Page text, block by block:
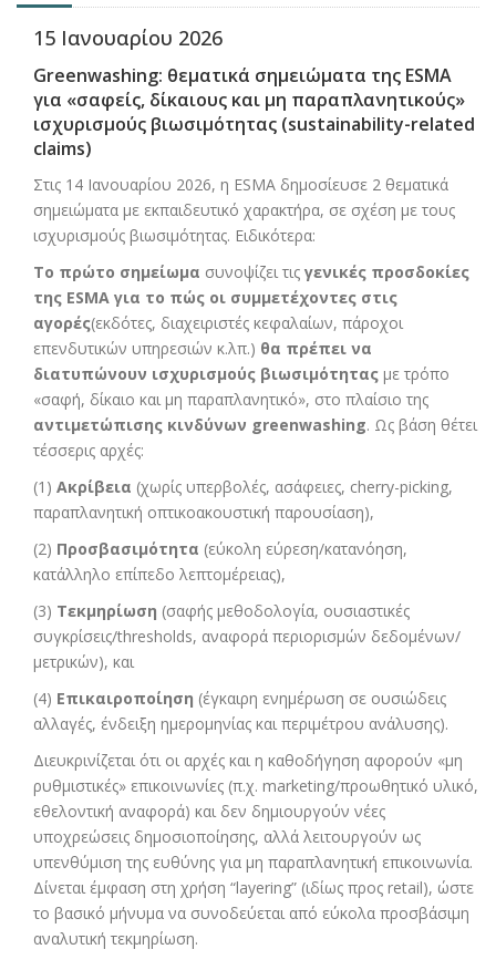
15 Ιανουαρίου 2026
Greenwashing: θεματικά σημειώματα της ESMA
για «σαφείς, δίκαιους και μη παραπλανητικούς»
ισχυρισμούς βιωσιμότητας (sustainability-related
claims)
Στις 14 Ιανουαρίου 2026, η ESMA δημοσίευσε 2 θεματικά
σημειώματα με εκπαιδευτικό χαρακτήρα, σε σχέση με τους
ισχυρισμούς βιωσιμότητας. Ειδικότερα:
Το πρώτο σημείωμα συνοψίζει τις γενικές προσδοκίες
της ESMA για το πώς οι συμμετέχοντες στις
αγορές(εκδότες, διαχειριστές κεφαλαίων, πάροχοι
επενδυτικών υπηρεσιών κ.λπ.) θα πρέπει να
διατυπώνουν ισχυρισμούς βιωσιμότητας με τρόπο
«σαφή, δίκαιο και μη παραπλανητικό», στο πλαίσιο της
αντιμετώπισης κινδύνων greenwashing. Ως βάση θέτει
τέσσερις αρχές:
(1) Ακρίβεια (χωρίς υπερβολές, ασάφειες, cherry-picking,
παραπλανητική οπτικοακουστική παρουσίαση),
(2) Προσβασιμότητα (εύκολη εύρεση/κατανόηση,
κατάλληλο επίπεδο λεπτομέρειας),
(3) Τεκμηρίωση (σαφής μεθοδολογία, ουσιαστικές
συγκρίσεις/thresholds, αναφορά περιορισμών δεδομένων/
μετρικών), και
(4) Επικαιροποίηση (έγκαιρη ενημέρωση σε ουσιώδεις
αλλαγές, ένδειξη ημερομηνίας και περιμέτρου ανάλυσης).
Διευκρινίζεται ότι οι αρχές και η καθοδήγηση αφορούν «μη
ρυθμιστικές» επικοινωνίες (π.χ. marketing/προωθητικό υλικό,
εθελοντική αναφορά) και δεν δημιουργούν νέες
υποχρεώσεις δημοσιοποίησης, αλλά λειτουργούν ως
υπενθύμιση της ευθύνης για μη παραπλανητική επικοινωνία.
Δίνεται έμφαση στη χρήση “layering” (ιδίως προς retail), ώστε
το βασικό μήνυμα να συνοδεύεται από εύκολα προσβάσιμη
αναλυτική τεκμηρίωση.